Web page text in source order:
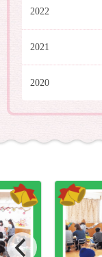
2022
2021
2020